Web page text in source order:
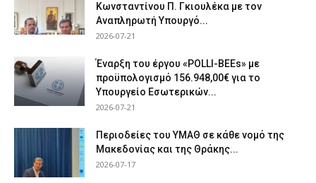
Κωνσταντίνου Π. Γκιουλέκα με τον
Αναπληρωτή Υπουργό...
2026-07-21
Έναρξη του έργου «POLLI-BEEs» με
προϋπολογισμό 156.948,00€ για το
Υπουργείο Εσωτερικών...
2026-07-21
Περιοδείες του ΥΜΑΘ σε κάθε νομό της
Μακεδονίας και της Θράκης...
2026-07-17